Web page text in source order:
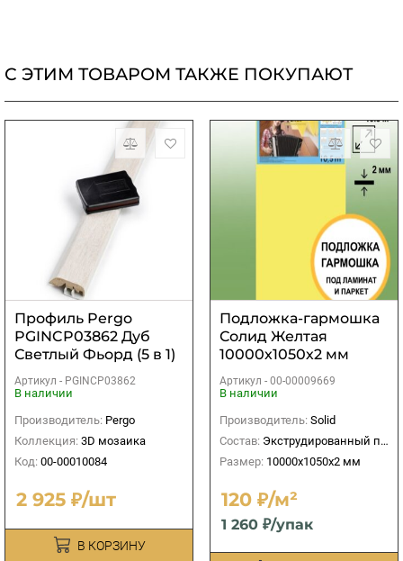
С ЭТИМ ТОВАРОМ ТАКЖЕ ПОКУПАЮТ
Профиль Pergo
PGINCP03862 Дуб
Светлый Фьорд (5 в 1)
Артикул - PGINCP03862
В наличии
Производитель: Pergo
Коллекция: 3D мозаика
Код: 00-00010084
2 925 ₽/шт
В КОРЗИНУ
Подложка-гармошка
Солид Желтая
10000х1050х2 мм
(10,5м2)
Артикул - 00-00009669
В наличии
Производитель: Solid
Состав: Экструдированный пенополистирол
Размер: 10000х1050х2 мм
120 ₽/м²
1 260 ₽/упак